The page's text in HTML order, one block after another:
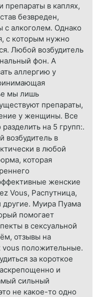
препараты в каплях,
безвреден,
алкоголем. Однако
с которым нужно
Любой возбудитель
фон. А
аллергию у
мы лишь
препараты,
у женщины. Все
на 5 групп:.
в
в любой
которая
женские
Vous, Распутница,
Муира Пуама
помогает
в сексуальной
отзывы на
vous положительные.
за короткое
и
сильный
не какое-то одно